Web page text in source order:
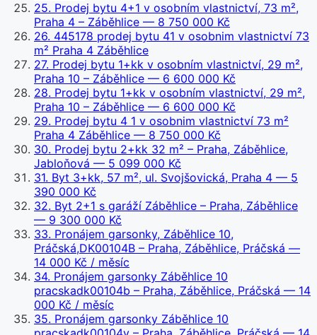
25. Prodej bytu 4+1 v osobním vlastnictví, 73 m²,
Praha 4 – Záběhlice — 8 750 000 Kč
26. 445178 prodej bytu 41 v osobnim vlastnictví 73
m² Praha 4 Záběhlice
27. Prodej bytu 1+kk v osobním vlastnictví, 29 m²,
Praha 10 – Záběhlice — 6 600 000 Kč
28. Prodej bytu 1+kk v osobním vlastnictví, 29 m²,
Praha 10 – Záběhlice — 6 600 000 Kč
29. Prodej bytu 4 1 v osobnim vlastnictví 73 m²
Praha 4 Záběhlice — 8 750 000 Kč
30. Prodej bytu 2+kk 32 m² – Praha, Záběhlice,
Jabloňová — 5 099 000 Kč
31. Byt 3+kk, 57 m², ul. Svojšovická, Praha 4 — 5
390 000 Kč
32. Byt 2+1 s garáží Záběhlice – Praha, Záběhlice
— 9 300 000 Kč
33. Pronájem garsonky, Záběhlice 10,
Práčská,DK00104B – Praha, Záběhlice, Práčská —
14 000 Kč / měsíc
34. Pronájem garsonky Záběhlice 10
pracskadk00104b – Praha, Záběhlice, Práčská — 14
000 Kč / měsíc
35. Pronájem garsonky Záběhlice 10